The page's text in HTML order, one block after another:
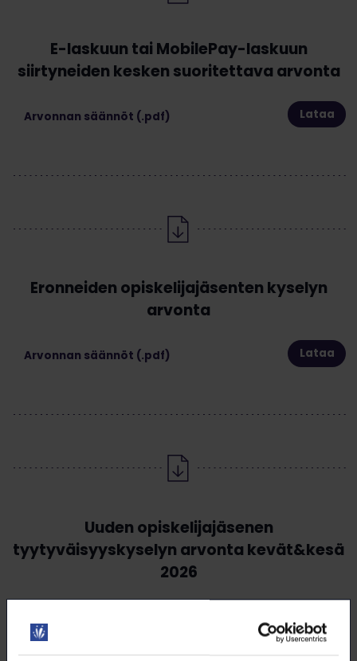
E-laskuun tai MobilePay-laskuun
siirtyneiden kesken suoritettava arvonta
Arvonnan säännöt (.pdf) Lataa
Eronneiden opiskelijajäsenten kyselyn
arvonta
Arvonnan säännöt (.pdf) Lataa
Uuden opiskelijajäsenen
tyytyväisyyskyselyn arvonta kevät&kesä
2026